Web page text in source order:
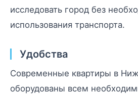
исследовать город без
использования транспорта.
Удобства
Современные квартиры в
оборудованы всем